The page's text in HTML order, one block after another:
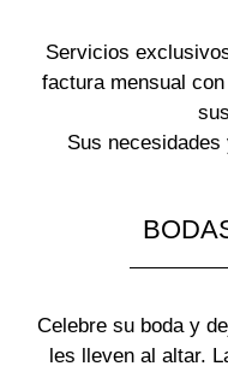
Servicios
factura mensual
Sus
Celebre su boda y
les lleven al altar.